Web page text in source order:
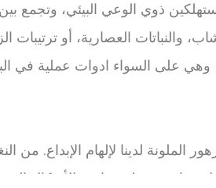
ذوي الوعي البيئي، وتجمع
والنباتات العصارية، أو
وهي على السواء ادوات عملية في
الملونة لدينا لإلهام الإبداع. من
وعاء هو قطعة بيان. فالأشكال